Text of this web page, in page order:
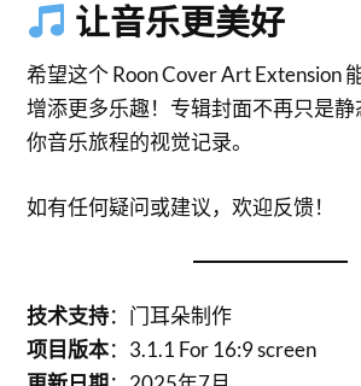
让音乐更美好
希望这个 Roon Cover Art Extension
增添更多乐趣！专辑封面不再只是
你音乐旅程的视觉记录。
如有任何疑问或建议，欢迎反馈！
技术支持：门耳朵制作
项目版本：3.1.1 For 16:9 screen